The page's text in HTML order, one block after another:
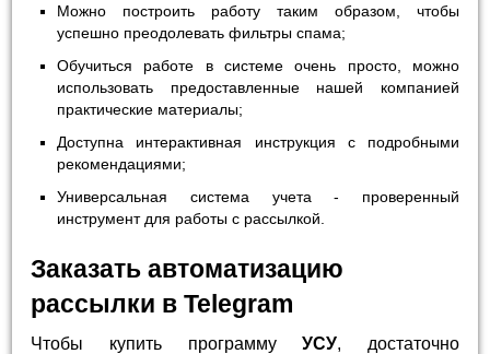
Можно построить работу таким образом, чтобы
успешно преодолевать фильтры спама;
Обучиться работе в системе очень просто, можно
использовать предоставленные нашей компанией
практические материалы;
Доступна интерактивная инструкция с подробными
рекомендациями;
Универсальная система учета - проверенный
инструмент для работы с рассылкой.
Заказать автоматизацию
рассылки в Telegram
Чтобы купить программуУСУ, достаточно